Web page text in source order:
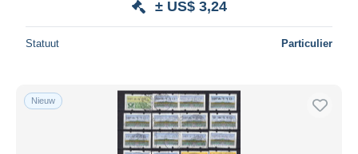
± US$ 3,24
Statuut Particulier
Nieuw